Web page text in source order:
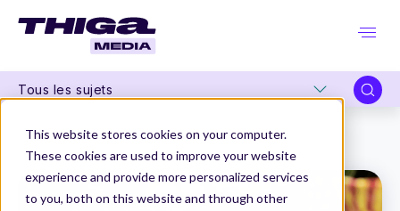
This website stores cookies on your computer.
These cookies are used to improve your website
experience and provide more personalized services
to you, both on this website and through other
Tous les sujets
Thiga Media
Organisation Produit